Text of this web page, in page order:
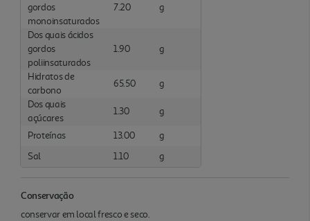
gordos
monoinsaturados
7.20 g
Dos quais ácidos
gordos
poliinsaturados
1.90 g
Hidratos de
carbono
65.50
g
Dos quais
açúcares
1.30 g
Proteínas 13.00
g
Sal
1.10 g
Conservação
conservar em local fresco e seco.